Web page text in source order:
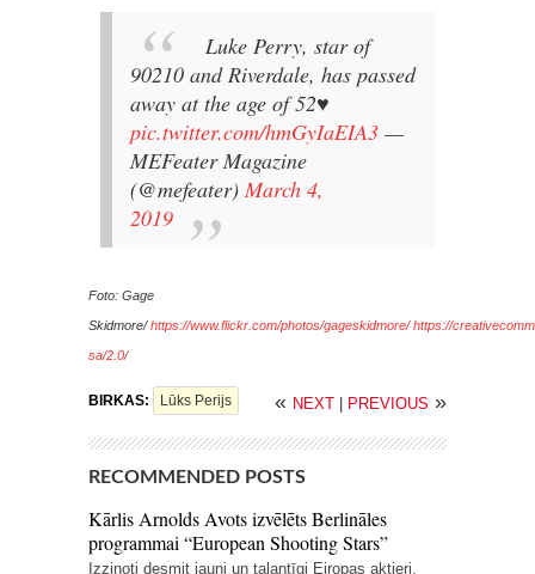
Luke Perry, star of
90210 and Riverdale, has passed
away at the age of 52♥️
pic.twitter.com/hmGyIaEIA3 —
MEFeater Magazine
(@mefeater) March 4,
2019
Foto: Gage
Skidmore/https://www.flickr.com/photos/gageskidmore/ https://
sa/2.0/
BIRKAS: Lūks Perijs « NEXT PREVIOUS »
RECOMMENDED POSTS
Kārlis Arnolds Avots izvēlēts Berlināles
programmai “European Shooting Stars”
Izziņoti desmit jauni un talantīgi Eiropas aktieri,